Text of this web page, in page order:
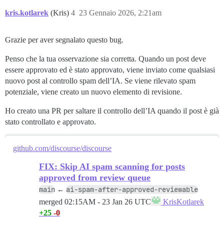
kris.kotlarek (Kris) 23 Gennaio 2026, 2:21am
4
Grazie per aver segnalato questo bug.
Penso che la tua osservazione sia corretta. Quando un post deve
essere approvato ed è stato approvato, viene inviato come qualsiasi
nuovo post al controllo spam dell’IA. Se viene rilevato spam
potenziale, viene creato un nuovo elemento di revisione.
Ho creato una PR per saltare il controllo dell’IA quando il post è già
stato controllato e approvato.
github.com/discourse/discourse
FIX: Skip AI spam scanning for posts
approved from review queue
main ← ai-spam-after-approved-reviewable
merged 02:15AM - 23 Jan 26 UTC
KrisKotlarek
+25 -0